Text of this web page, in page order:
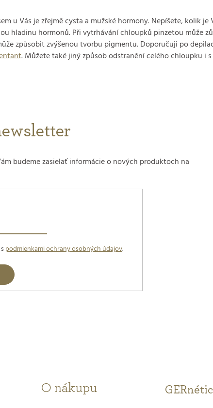
u Vás je zřejmě cysta a mužské hormony. Nepíšete, kolik
hladinu hormonů. Při vytrhávání chloupků pinzetou
způsobit zvýšenou tvorbu pigmentu. Doporučuji po
. Můžete také jiný způsob odstranění celého chloupku i
budeme zasielať informácie o nových produktoch na
podmienkami ochrany osobných údajov.
O nákupu GERnétic